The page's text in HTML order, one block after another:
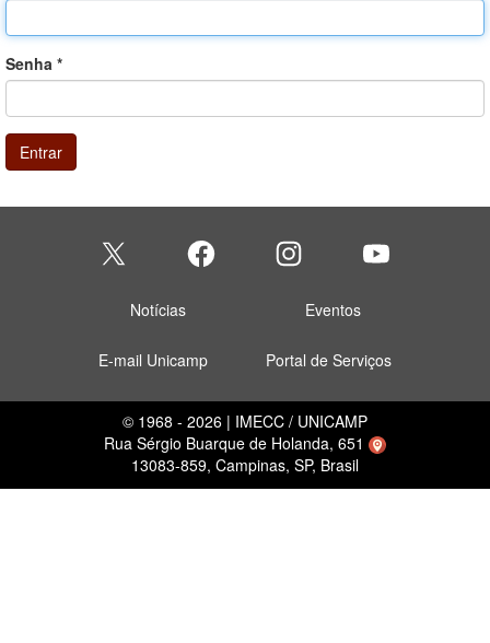
Senha *
Entrar
Notícias Eventos
E-mail Unicamp Portal de Serviços
© 1968 - 2026 | IMECC / UNICAMP
Rua Sérgio Buarque de Holanda, 651
13083-859, Campinas, SP, Brasil